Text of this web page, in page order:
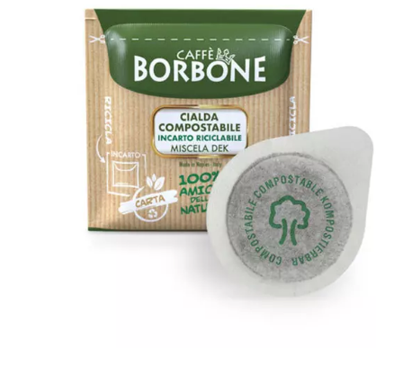
1500 cialde filtrocarta compostabili
ESE 44 mm Caffè Borbone miscela
DEK (DECA)